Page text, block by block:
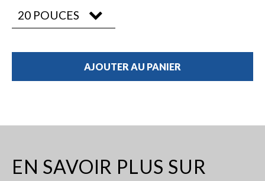
AJOUTER AU PANIER
EN SAVOIR PLUS SUR